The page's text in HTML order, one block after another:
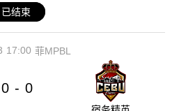
已结束
17:00 菲MPBL
0 - 0